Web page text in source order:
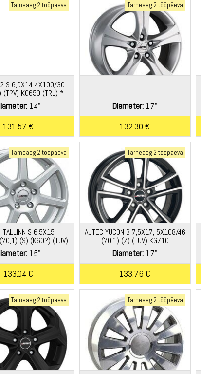
Tarneaeg 2 tööpäeva
S 6,0X14 4X100/30
KG650 (TRL) *
14"
131.57 €
Tarneaeg 2 tööpäeva
Diameter: 17"
132.30 €
Tarneaeg 2 tööpäeva
TALLINN S 6,5X15
(S) (K60?) (TUV)
KG680
15"
133.04 €
Tarneaeg 2 tööpäeva
AUTEC YUCON B 7,5X17, 5X108/46
(70,1) (Z) (TUV) KG710
Diameter: 17"
133.76 €
Tarneaeg 2 tööpäeva Tarneaeg 2 tööpäeva